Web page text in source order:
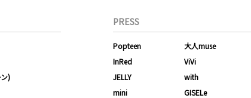
)
PRESS
Popteen 大人muse
InRed
ViVi
JELLY
with
mini
GISELe